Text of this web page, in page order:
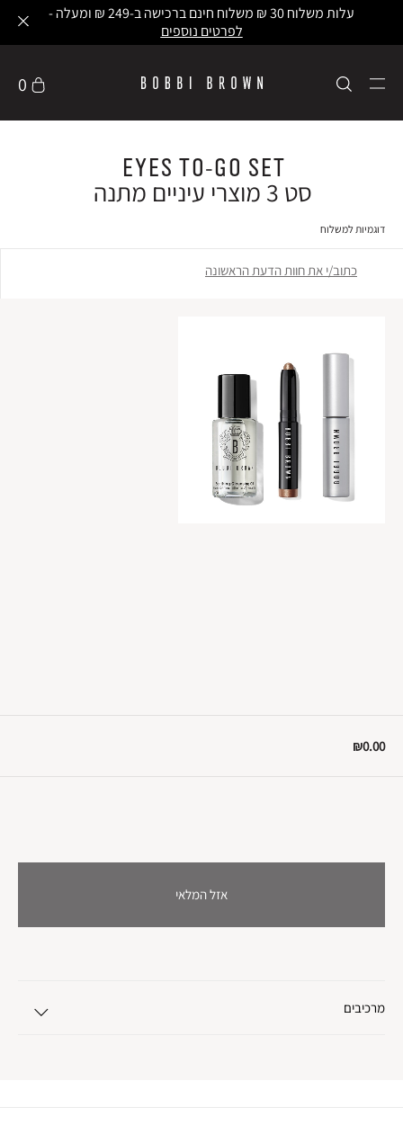
עלות משלוח 30 ₪ משלוח חינם ברכישה ב-249 ₪ ומעלה -
לפרטים נוספים
0
EYES TO-GO SET
סט 3 מוצרי עיניים מתנה
דוגמיות למשלוח
כתוב/י את חוות הדעת הראשונה
₪0.00
אזל המלאי
מרכיבים